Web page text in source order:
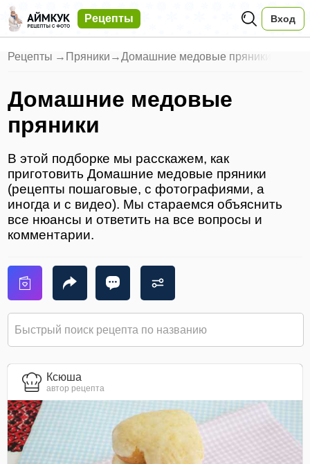
Рецепты Вход
Рецепты → Пряники →Домашние медовые пряники
Домашние медовые
пряники
В этой подборке мы расскажем, как
приготовить Домашние медовые пряники
(рецепты пошаговые, с фотографиями, а
иногда и с видео). Мы стараемся объяснить
все нюансы и ответить на все вопросы и
комментарии.
Ксюша
автор рецепта